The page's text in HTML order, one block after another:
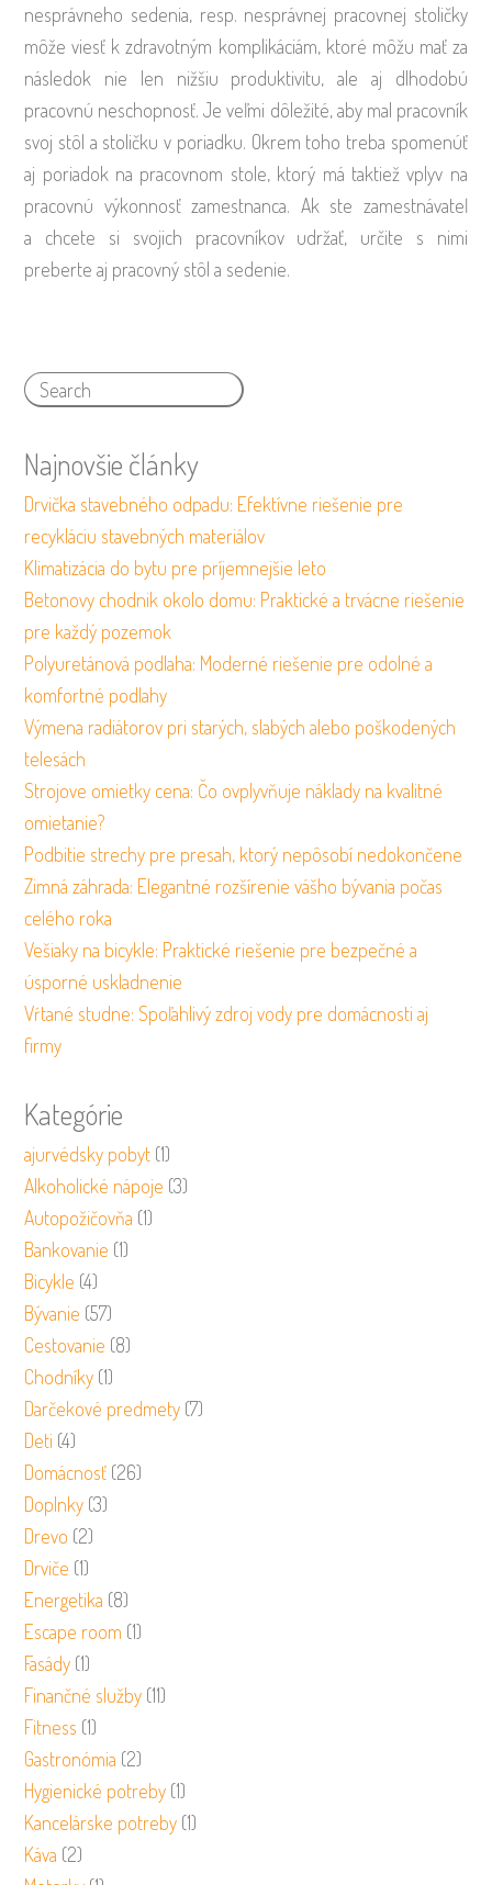
nesprávneho sedenia, resp. nesprávnej pracovnej stoličky
môže viesť k zdravotným komplikáciám, ktoré môžu mať za
následok nie len nižšiu produktivitu, ale aj dlhodobú
pracovnú neschopnosť. Je veľmi dôležité, aby mal pracovník
svoj stôl a stoličku v poriadku. Okrem toho treba spomenúť
aj poriadok na pracovnom stole, ktorý má taktiež vplyv na
pracovnú výkonnosť zamestnanca. Ak ste zamestnávateľ
a chcete si svojich pracovníkov udržať, určite s nimi
preberte aj pracovný stôl a sedenie.
Najnovšie články
Drvička stavebného odpadu: Efektívne riešenie pre
recykláciu stavebných materiálov
Klimatizácia do bytu pre príjemnejšie leto
Betonovy chodnik okolo domu: Praktické a trvácne riešenie
pre každý pozemok
Polyuretánová podlaha: Moderné riešenie pre odolné a
komfortné podlahy
Výmena radiátorov pri starých, slabých alebo poškodených
telesách
Strojove omietky cena: Čo ovplyvňuje náklady na kvalitné
omietanie?
Podbitie strechy pre presah, ktorý nepôsobí nedokončene
Zimná záhrada: Elegantné rozšírenie vášho bývania počas
celého roka
Vešiaky na bicykle: Praktické riešenie pre bezpečné a
úsporné uskladnenie
Vŕtané studne: Spoľahlivý zdroj vody pre domácnosti aj
firmy
Kategórie
ajurvédsky pobyt (1)
Alkoholické nápoje (3)
Autopožičovňa (1)
Bankovanie (1)
Bicykle (4)
Bývanie (57)
Cestovanie (8)
Chodníky (1)
Darčekové predmety (7)
Deti (4)
Domácnosť (26)
Doplnky (3)
Drevo (2)
Drviče (1)
Energetika (8)
Escape room (1)
Fasády (1)
Finančné služby (11)
Fitness (1)
Gastronómia (2)
Hygienické potreby (1)
Kancelárske potreby (1)
Káva (2)